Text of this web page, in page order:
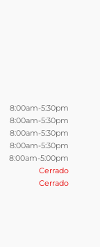
8:00am-5:30pm
8:00am-5:30pm
8:00am-5:30pm
8:00am-5:30pm
8:00am-5:00pm
Cerrado
Cerrado